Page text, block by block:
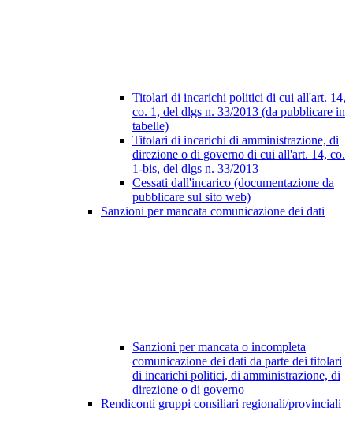
Titolari di incarichi politici di cui all'art. 14,
co. 1, del dlgs n. 33/2013 (da pubblicare in
tabelle)
Titolari di incarichi di amministrazione, di
direzione o di governo di cui all'art. 14, co.
1-bis, del dlgs n. 33/2013
Cessati dall'incarico (documentazione da
pubblicare sul sito web)
Sanzioni per mancata comunicazione dei dati
Sanzioni per mancata o incompleta
comunicazione dei dati da parte dei titolari
di incarichi politici, di amministrazione, di
direzione o di governo
Rendiconti gruppi consiliari regionali/provinciali